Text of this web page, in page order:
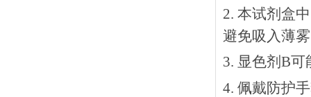
2. 本试剂盒
避免吸入薄
3. 显色剂B
4. 佩戴防护